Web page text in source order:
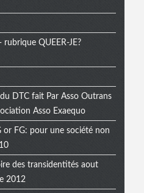
QUEER-JE?
DTC fait Par Asso Outrans
Asso Exaequo
or FG: pour une société non
des transidentités aout
2012